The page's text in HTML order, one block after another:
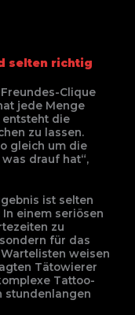
selten richtig
Clique
jede Menge
entsteht die
zu lassen.
gleich um die
drauf hat“,
ist selten
einem seriösen
zu
für das
weisen
Tätowierer
Tattoo-
stundenlangen